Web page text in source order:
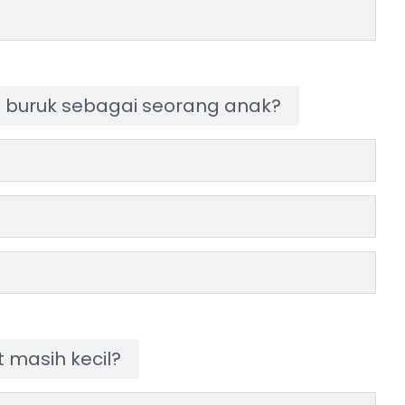
sebagai seorang anak?
kecil?